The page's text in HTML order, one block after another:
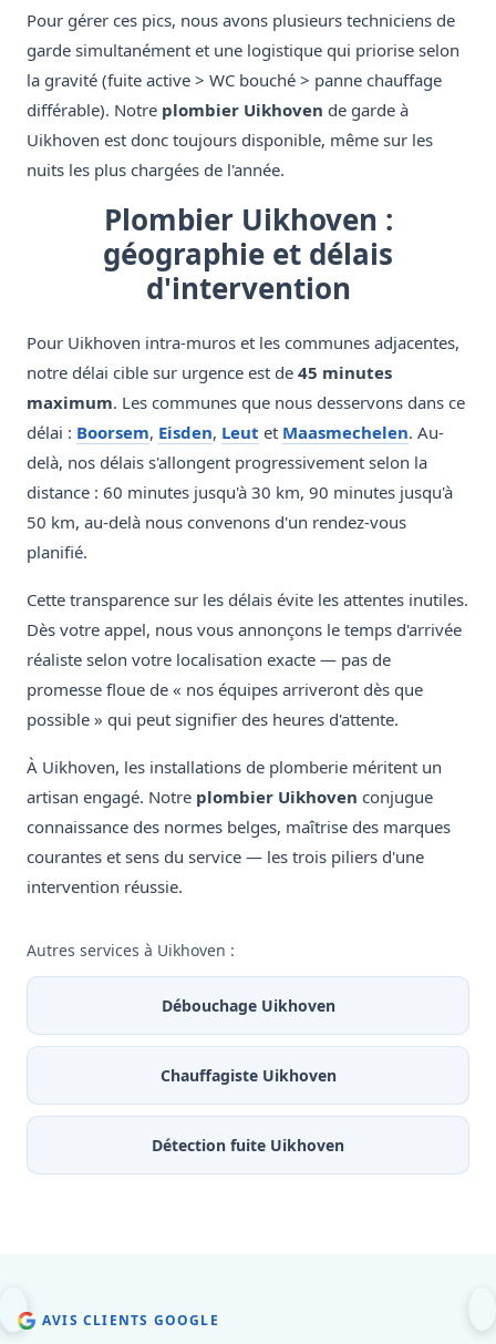
Pour gérer ces pics, nous avons plusieurs techniciens de
garde simultanément et une logistique qui priorise selon
la gravité (fuite active > WC bouché > panne chauffage
différable). Notre plombier Uikhoven de garde à
Uikhoven est donc toujours disponible, même sur les
nuits les plus chargées de l'année.
Plombier Uikhoven :
géographie et délais
d'intervention
Pour Uikhoven intra-muros et les communes adjacentes,
notre délai cible sur urgence est de 45 minutes
maximum. Les communes que nous desservons dans ce
délai : Boorsem, Eisden, Leut et Maasmechelen. Au-
delà, nos délais s'allongent progressivement selon la
distance : 60 minutes jusqu'à 30 km, 90 minutes jusqu'à
50 km, au-delà nous convenons d'un rendez-vous
planifié.
Cette transparence sur les délais évite les attentes inutiles.
Dès votre appel, nous vous annonçons le temps d'arrivée
réaliste selon votre localisation exacte — pas de
promesse floue de « nos équipes arriveront dès que
possible » qui peut signifier des heures d'attente.
À Uikhoven, les installations de plomberie méritent un
artisan engagé. Notre plombier Uikhoven conjugue
connaissance des normes belges, maîtrise des marques
courantes et sens du service — les trois piliers d'une
intervention réussie.
Autres services à Uikhoven :
Débouchage Uikhoven
Chauffagiste Uikhoven
Détection fuite Uikhoven
AVIS CLIENTS GOOGLE